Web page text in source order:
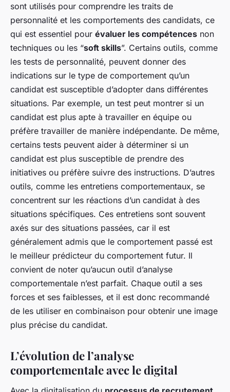
sont utilisés pour comprendre les traits de
personnalité et les comportements des candidats, ce
qui est essentiel pour évaluer les compétences non
techniques ou les “soft skills”. Certains outils, comme
les tests de personnalité, peuvent donner des
indications sur le type de comportement qu’un
candidat est susceptible d’adopter dans différentes
situations. Par exemple, un test peut montrer si un
candidat est plus apte à travailler en équipe ou
préfère travailler de manière indépendante. De même,
certains tests peuvent aider à déterminer si un
candidat est plus susceptible de prendre des
initiatives ou préfère suivre des instructions. D’autres
outils, comme les entretiens comportementaux, se
concentrent sur les réactions d’un candidat à des
situations spécifiques. Ces entretiens sont souvent
axés sur des situations passées, car il est
généralement admis que le comportement passé est
le meilleur prédicteur du comportement futur. Il
convient de noter qu’aucun outil d’analyse
comportementale n’est parfait. Chaque outil a ses
forces et ses faiblesses, et il est donc recommandé
de les utiliser en combinaison pour obtenir une image
plus précise du candidat.
L’évolution de l’analyse
comportementale avec le digital